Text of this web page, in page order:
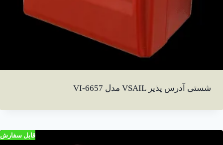
شستی آدرس پذیر VSAIL مدل VI-6657
قابل سفارش